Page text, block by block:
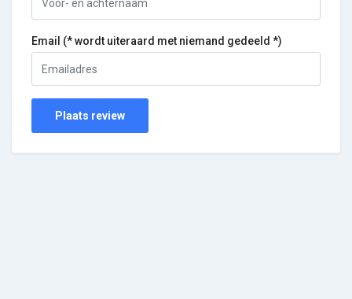
Email (* wordt uiteraard met niemand gedeeld *)
Plaats review